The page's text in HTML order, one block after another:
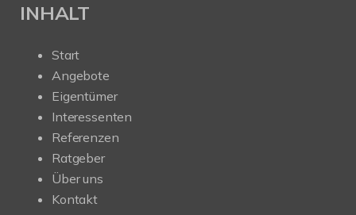
INHALT
Start
Angebote
Eigentümer
Interessenten
Referenzen
Ratgeber
Über uns
Kontakt